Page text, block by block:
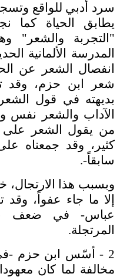
سرد أدبي للواقع
يطابق الحياة كما
"التجربة والشعر"
المدرسة الألمانية
انفصال الشعر عن
شعر ابن حزم،
بديهته في قول
الآداب والشعر نفس
من يقول الشعر على
كثير، وقد جمعناه
سابقاً-.
وبسبب هذا الارتجال،
إلا ما جاء عفواً،
عباس- في ضعف
المرتجلة.
2 - أسّس ابن حزم -
مخالفة لما كان